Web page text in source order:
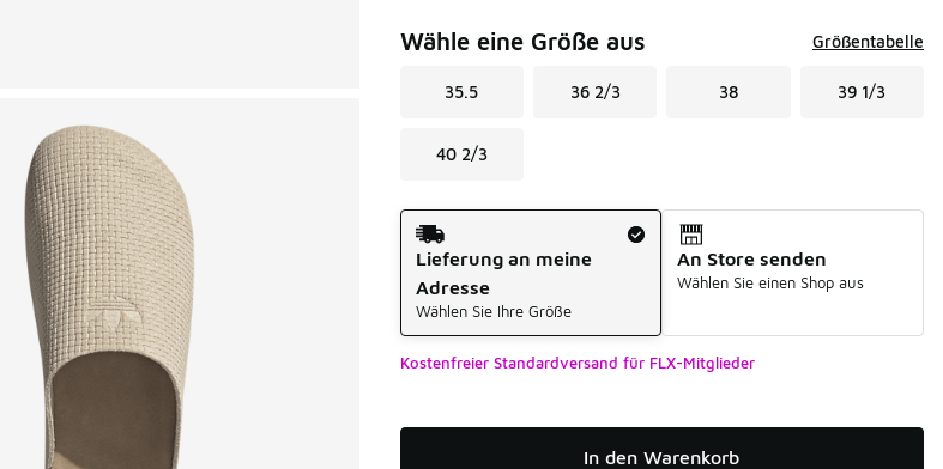
Wähle eine Größe aus Größentabelle
35.5 36 2/3 38 39 1/3
40 2/3
Versandart
Lieferung an meine
Adresse
Wählen Sie Ihre Größe
An Store senden
Wählen Sie einen Shop aus
Kostenfreier Standardversand für FLX-Mitglieder
In den Warenkorb